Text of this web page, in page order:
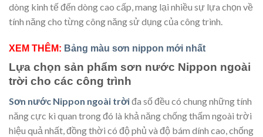
dòng kinh tế đến dòng cao cấp, mang lại nhiều sự lựa chọn về
tính năng cho từng công năng sử dụng của công trình.
XEM THÊM: Bảng màu sơn nippon mới nhất
Lựa chọn sản phẩm sơn nước Nippon ngoài
trời cho các công trình
Sơn nước Nippon ngoài trờiđa số đều có chung những tính
năng cực kì quan trong đó là khả năng chống thấm ngoài trời
hiệu quả nhất, đồng thời có độ phủ và độ bám dính cao, chống